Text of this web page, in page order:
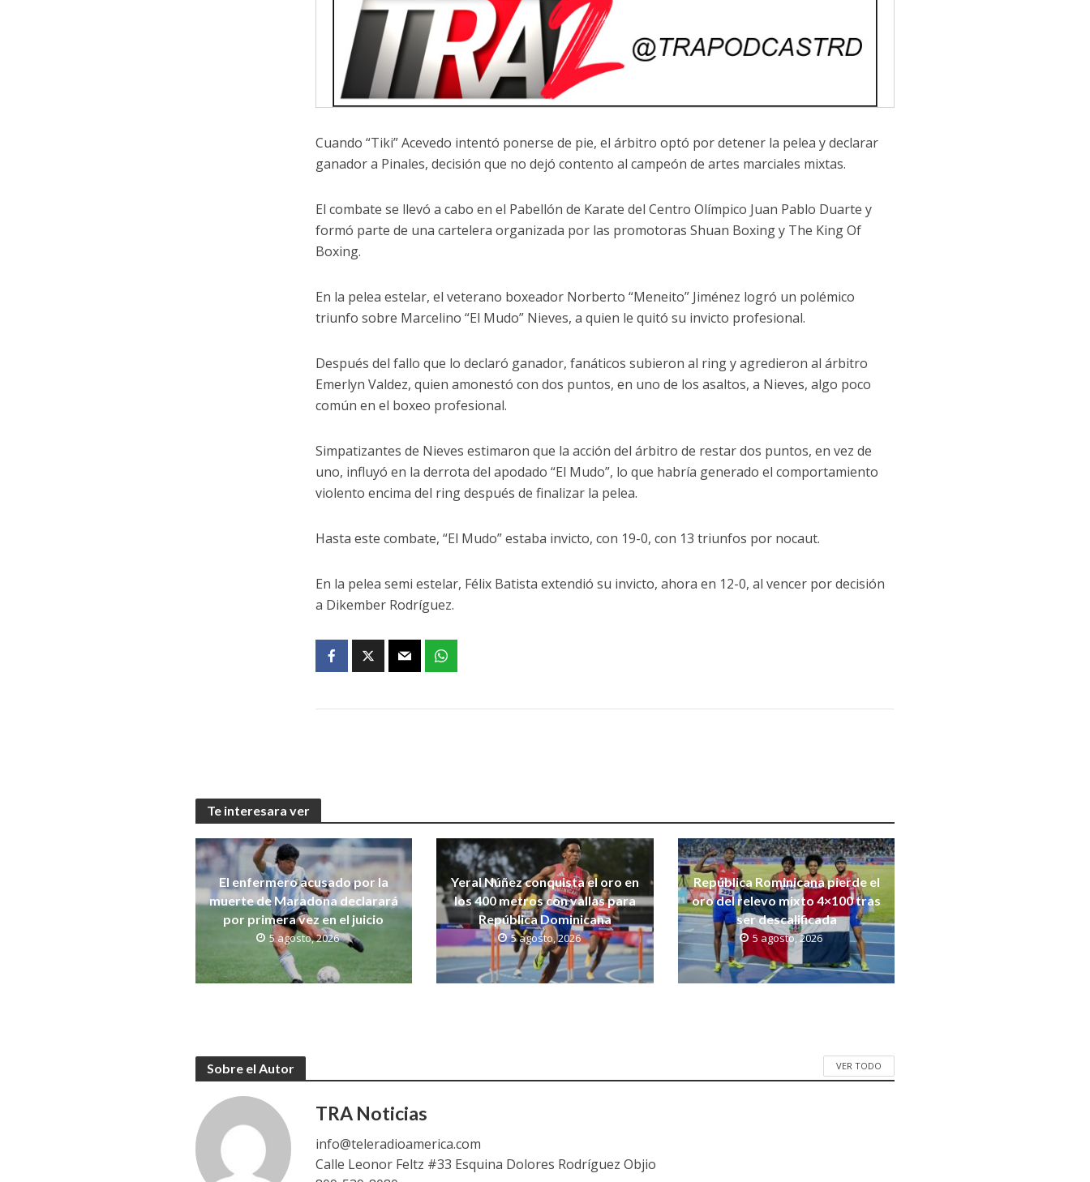
Cuando “Tiki” Acevedo intentó ponerse de pie, el árbitro optó por detener la pelea y declarar
ganador a Pinales, decisión que no dejó contento al campeón de artes marciales mixtas.
El combate se llevó a cabo en el Pabellón de Karate del Centro Olímpico Juan Pablo Duarte y
formó parte de una cartelera organizada por las promotoras Shuan Boxing y The King Of
Boxing.
En la pelea estelar, el veterano boxeador Norberto “Meneito” Jiménez logró un polémico
triunfo sobre Marcelino “El Mudo” Nieves, a quien le quitó su invicto profesional.
Después del fallo que lo declaró ganador, fanáticos subieron al ring y agredieron al árbitro
Emerlyn Valdez, quien amonestó con dos puntos, en uno de los asaltos, a Nieves, algo poco
común en el boxeo profesional.
Simpatizantes de Nieves estimaron que la acción del árbitro de restar dos puntos, en vez de
uno, influyó en la derrota del apodado “El Mudo”, lo que habría generado el comportamiento
violento encima del ring después de finalizar la pelea.
Hasta este combate, “El Mudo” estaba invicto, con 19-0, con 13 triunfos por nocaut.
En la pelea semi estelar, Félix Batista extendió su invicto, ahora en 12-0, al vencer por decisión
a Dikember Rodríguez.
Te interesara ver
El enfermero acusado por la
muerte de Maradona declarará
por primera vez en el juicio
5 agosto, 2026
Yeral Núñez conquista el oro en
los 400 metros con vallas para
República Dominicana
5 agosto, 2026
República Rominicana pierde el
oro del relevo mixto 4×100 tras
ser descalificada
5 agosto, 2026
Sobre el Autor VER TODO
TRA Noticias
info@teleradioamerica.com
Calle Leonor Feltz #33 Esquina Dolores Rodríguez Objio